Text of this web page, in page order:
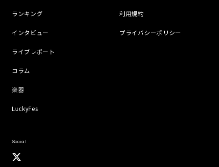
ランキング
インタビュー
ライブレポート
コラム
楽器
LuckyFes
利用規約
プライバシーポリシー
Social